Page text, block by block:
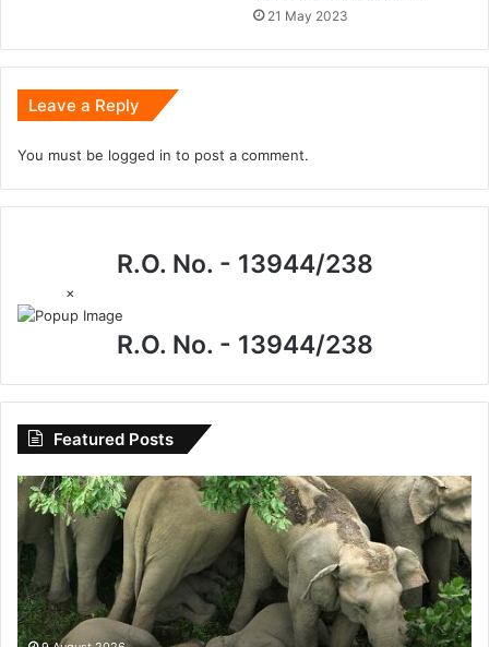
21 May 2023
Leave a Reply
You must be logged in to post a comment.
R.O. No. - 13944/238
×
R.O. No. - 13944/238
Featured Posts
विशेष
लेख
उदंती-
सीतानदी
में
शुरू